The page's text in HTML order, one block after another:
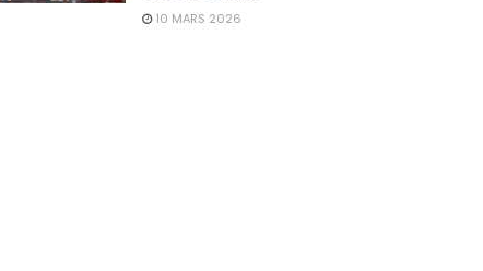
10 MARS 2026